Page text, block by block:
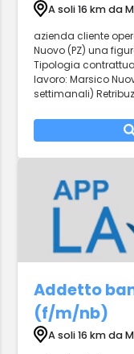
A soli 16 km da
azienda cliente
Nuovo (PZ) una
Tipologia
lavoro: Marsico
settimanali)
Addetto
(f/m/nb)
A soli 16 km da